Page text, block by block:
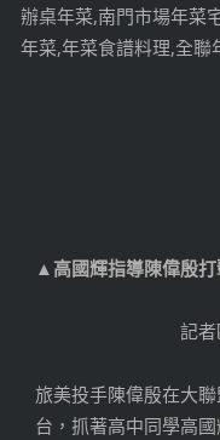
辦桌年菜,南門市場年菜
年菜,年菜食譜料理,全聯
▲高國輝指導陳偉殷打
記
旅美投手陳偉殷在大
台，抓著高中同學高